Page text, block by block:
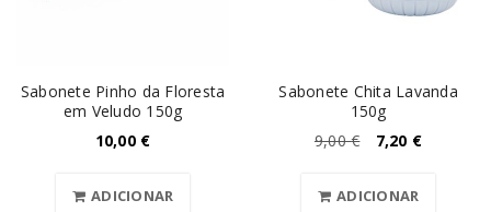
Sabonete Pinho da Floresta
em Veludo 150g
10,00 €
ADICIONAR
Sabonete Chita Lavanda
150g
9,00€ 7,20 €
ADICIONAR